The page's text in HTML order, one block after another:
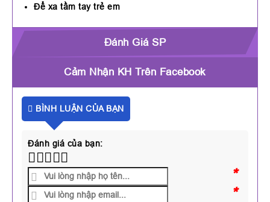
Để xa tầm tay trẻ em
Đánh Giá SP
Cảm Nhận KH Trên Facebook
BÌNH LUẬN CỦA BẠN
Đánh giá của bạn:
*
*